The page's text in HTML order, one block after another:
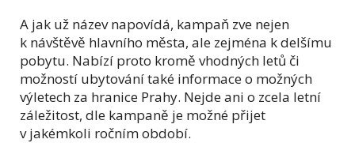
A jak už název napovídá, kampaň zve nejen
k návštěvě hlavního města, ale zejména k delšímu
pobytu. Nabízí proto kromě vhodných letů či
možností ubytování také informace o možných
výletech za hranice Prahy. Nejde ani o zcela letní
záležitost, dle kampaně je možné přijet
v jakémkoli ročním období.